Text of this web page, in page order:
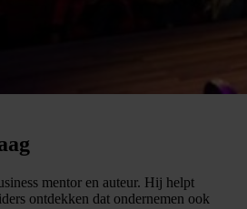
mentor en auteur. Hij helpt
ontdekken dat ondernemen ook